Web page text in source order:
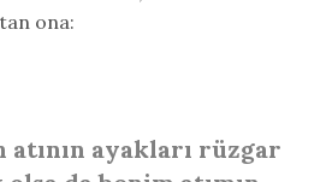
ona:
atının ayakları rüzgar